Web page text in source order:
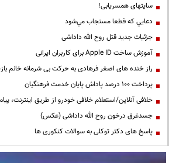
سایتهای همسریابی!
دعايي كه قطعا مستجاب مي‌شود
جزئیات جدید قتل روح الله داداشی
آموزش ساخت Apple ID برای کاربران ایرانی
راز خنده های اصغر فرهادی به حرکت بی شرمانه خانم
پرداخت ۱۰۰ درصد پاداش پایان خدمت فرهنگیان
خلافی آنلاین/استعلام خلافی خودرو از طریق اینترنت،
جسدغرق درخون روح الله داداشی (عکس)
پاسخ های دکتر توکلی به سوالات کنکوری ها